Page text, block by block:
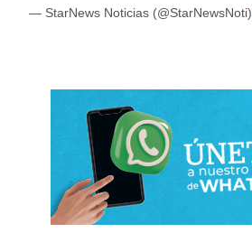
— StarNews Noticias (@StarNewsNoti)